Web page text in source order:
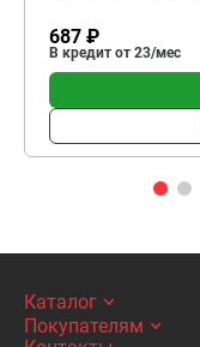
687 ₽
В кредит от 23/мес
Каталог
Покупателям